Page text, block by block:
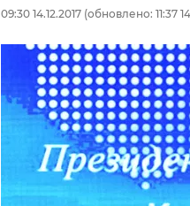
09:30 14.12.2017 (обновлено: 11:37